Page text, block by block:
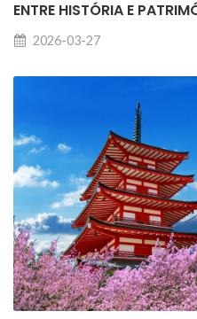
ENTRE HISTÓRIA E
2026-03-27